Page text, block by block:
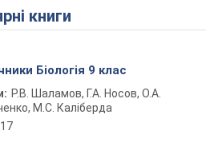
книги
Біологія 9 клас
Р.В. Шаламов, Г.А. Носов, О.А.
М.С. Каліберда